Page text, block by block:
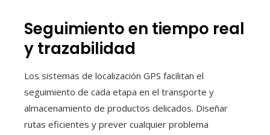
Seguimiento en tiempo real
y trazabilidad
Los sistemas de localización GPS facilitan el
seguimiento de cada etapa en el transporte y
almacenamiento de productos delicados. Diseñar
rutas eficientes y prever cualquier problema